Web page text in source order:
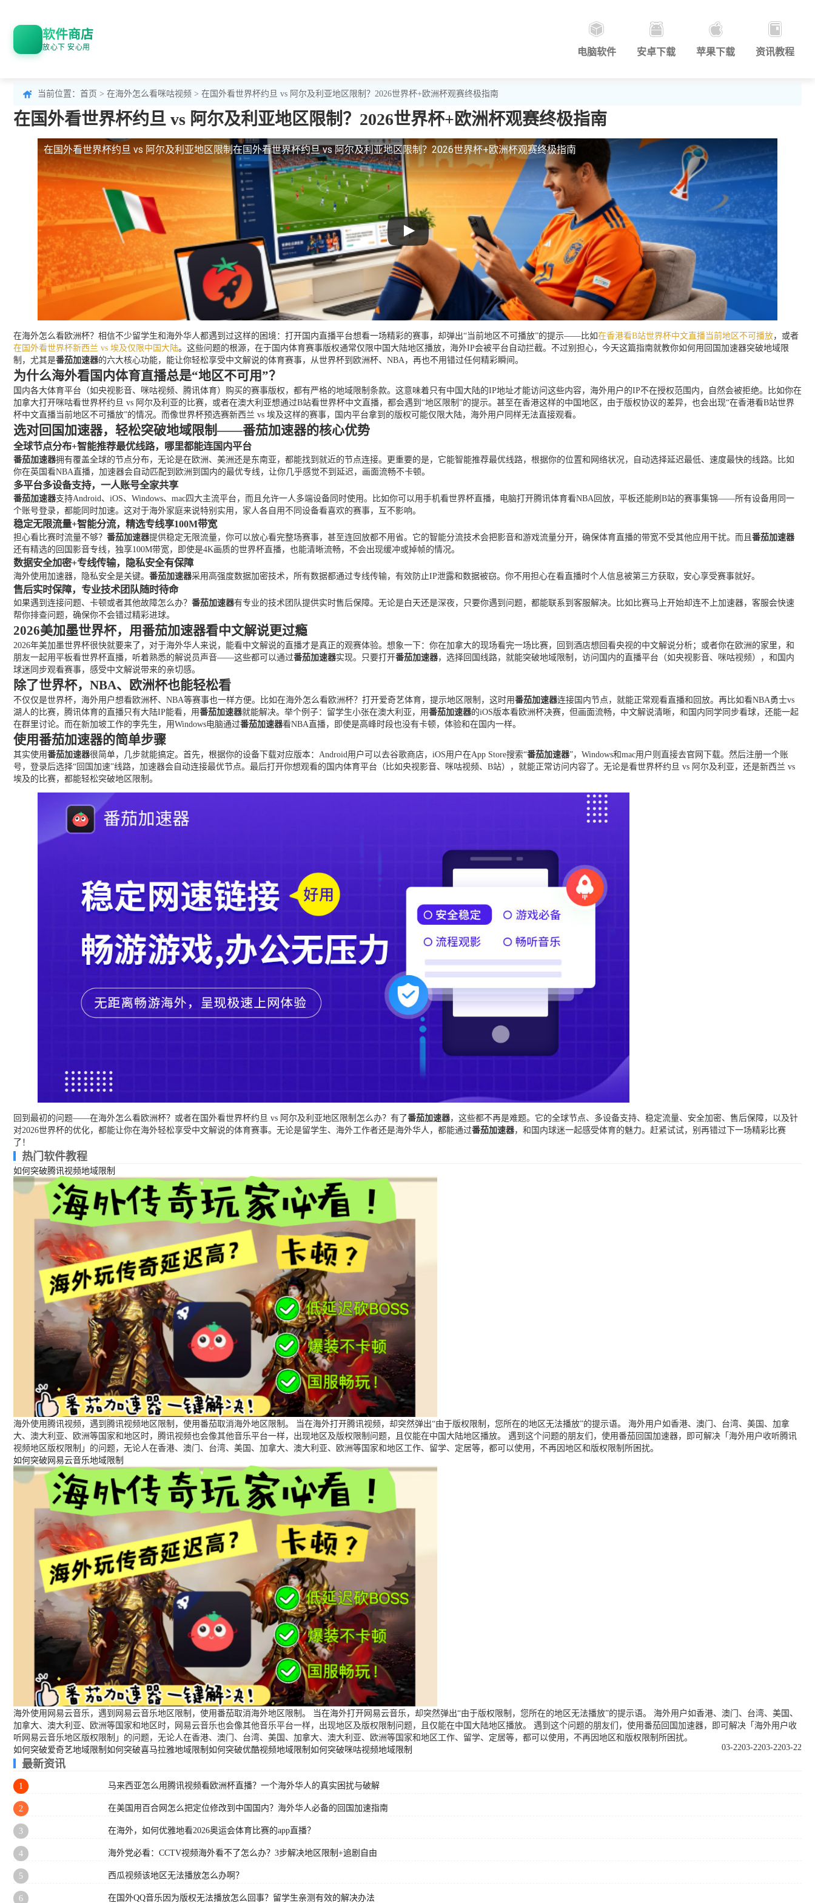
软件商店
放心下 安心用 电脑软件 安卓下载 苹果下载 资讯教程
当前位置： 首页 > 在海外怎么看咪咕视频 > 在国外看世界杯约旦 vs 阿尔及利亚地区限制？2026世界杯+欧洲杯观赛终极指南
在国外看世界杯约旦 vs 阿尔及利亚地区限制？2026世界杯+欧洲杯观赛终极指南
在国外看世界杯约旦 vs 阿尔及利亚地区限制在国外看世界杯约旦 vs 阿尔及利亚地区限制？2026世界杯+欧洲杯观赛终极指南
在海外怎么看欧洲杯？相信不少留学生和海外华人都遇到过这样的困境：打开国内直播平台想看一场精彩的赛事，却弹出“当前地区不可播放”的提示——比如在香港看B站世界杯中文直播当前地区不可播放，或者
在国外看世界杯新西兰 vs 埃及仅限中国大陆。这些问题的根源，在于国内体育赛事版权通常仅限中国大陆地区播放，海外IP会被平台自动拦截。不过别担心，今天这篇指南就教你如何用回国加速器突破地域限
制，尤其是番茄加速器的六大核心功能，能让你轻松享受中文解说的体育赛事，从世界杯到欧洲杯、NBA，再也不用错过任何精彩瞬间。
为什么海外看国内体育直播总是“地区不可用”？
国内各大体育平台（如央视影音、咪咕视频、腾讯体育）购买的赛事版权，都有严格的地域限制条款。这意味着只有中国大陆的IP地址才能访问这些内容，海外用户的IP不在授权范围内，自然会被拒绝。比如你在
加拿大打开咪咕看世界杯约旦 vs 阿尔及利亚的比赛，或者在澳大利亚想通过B站看世界杯中文直播，都会遇到“地区限制”的提示。甚至在香港这样的中国地区，由于版权协议的差异，也会出现“在香港看B站世界
杯中文直播当前地区不可播放”的情况。而像世界杯预选赛新西兰 vs 埃及这样的赛事，国内平台拿到的版权可能仅限大陆，海外用户同样无法直接观看。
选对回国加速器，轻松突破地域限制——番茄加速器的核心优势
全球节点分布+智能推荐最优线路，哪里都能连国内平台
番茄加速器拥有覆盖全球的节点分布，无论是在欧洲、美洲还是东南亚，都能找到就近的节点连接。更重要的是，它能智能推荐最优线路，根据你的位置和网络状况，自动选择延迟最低、速度最快的线路。比如
你在英国看NBA直播，加速器会自动匹配到欧洲到国内的最优专线，让你几乎感觉不到延迟，画面流畅不卡顿。
多平台多设备支持，一人账号全家共享
番茄加速器支持Android、iOS、Windows、mac四大主流平台，而且允许一人多端设备同时使用。比如你可以用手机看世界杯直播，电脑打开腾讯体育看NBA回放，平板还能刷B站的赛事集锦——所有设备用同一
个账号登录，都能同时加速。这对于海外家庭来说特别实用，家人各自用不同设备看喜欢的赛事，互不影响。
稳定无限流量+智能分流，精选专线享100M带宽
担心看比赛时流量不够？ 番茄加速器提供稳定无限流量，你可以放心看完整场赛事，甚至连回放都不用省。它的智能分流技术会把影音和游戏流量分开，确保体育直播的带宽不受其他应用干扰。而且 番茄加速器
还有精选的回国影音专线，独享100M带宽，即使是4K画质的世界杯直播，也能清晰流畅，不会出现缓冲或掉帧的情况。
数据安全加密+专线传输，隐私安全有保障
海外使用加速器，隐私安全是关键。 番茄加速器采用高强度数据加密技术，所有数据都通过专线传输，有效防止IP泄露和数据被窃。你不用担心在看直播时个人信息被第三方获取，安心享受赛事就好。
售后实时保障，专业技术团队随时待命
如果遇到连接问题、卡顿或者其他故障怎么办？ 番茄加速器有专业的技术团队提供实时售后保障。无论是白天还是深夜，只要你遇到问题，都能联系到客服解决。比如比赛马上开始却连不上加速器，客服会快速
帮你排查问题，确保你不会错过精彩进球。
2026美加墨世界杯，用番茄加速器看中文解说更过瘾
2026年美加墨世界杯很快就要来了，对于海外华人来说，能看中文解说的直播才是真正的观赛体验。想象一下：你在加拿大的现场看完一场比赛，回到酒店想回看央视的中文解说分析；或者你在欧洲的家里，和
朋友一起用平板看世界杯直播，听着熟悉的解说员声音——这些都可以通过番茄加速器实现。只要打开番茄加速器，选择回国线路，就能突破地域限制，访问国内的直播平台（如央视影音、咪咕视频），和国内
球迷同步观看赛事，感受中文解说带来的亲切感。
除了世界杯，NBA、欧洲杯也能轻松看
不仅仅是世界杯，海外用户想看欧洲杯、NBA等赛事也一样方便。比如在海外怎么看欧洲杯？打开爱奇艺体育，提示地区限制，这时用番茄加速器连接国内节点，就能正常观看直播和回放。再比如看NBA勇士vs
湖人的比赛，腾讯体育的直播只有大陆IP能看，用番茄加速器就能解决。举个例子：留学生小张在澳大利亚，用番茄加速器的iOS版本看欧洲杯决赛，但画面流畅，中文解说清晰，和国内同学同步看球，还能一起
在群里讨论。而在新加坡工作的李先生，用Windows电脑通过番茄加速器看NBA直播，即使是高峰时段也没有卡顿，体验和在国内一样。
使用番茄加速器的简单步骤
其实使用番茄加速器很简单，几步就能搞定。首先，根据你的设备下载对应版本：Android用户可以去谷歌商店，iOS用户在App Store搜索“番茄加速器”，Windows和mac用户则直接去官网下载。然后注册一个账
号，登录后选择“回国加速”线路，加速器会自动连接最优节点。最后打开你想观看的国内体育平台（比如央视影音、咪咕视频、B站），就能正常访问内容了。无论是看世界杯约旦 vs 阿尔及利亚，还是新西兰 vs
埃及的比赛，都能轻松突破地区限制。
回到最初的问题——在海外怎么看欧洲杯？或者在国外看世界杯约旦 vs 阿尔及利亚地区限制怎么办？有了番茄加速器，这些都不再是难题。它的全球节点、多设备支持、稳定流量、安全加密、售后保障，以及针
对2026世界杯的优化，都能让你在海外轻松享受中文解说的体育赛事。无论是留学生、海外工作者还是海外华人，都能通过番茄加速器，和国内球迷一起感受体育的魅力。赶紧试试，别再错过下一场精彩比赛
了！
热门软件教程
如何突破腾讯视频地域限制
海外使用腾讯视频，遇到腾讯视频地区限制，使用番茄取消海外地区限制。 当在海外打开腾讯视频，却突然弹出“由于版权限制，您所在的地区无法播放”的提示语。 海外用户如香港、澳门、台湾、美国、加拿
大、澳大利亚、欧洲等国家和地区时，腾讯视频也会像其他音乐平台一样，出现地区及版权限制问题，且仅能在中国大陆地区播放。 遇到这个问题的朋友们，使用番茄回国加速器，即可解决「海外用户收听腾讯
视频地区版权限制」的问题，无论人在香港、澳门、台湾、美国、加拿大、澳大利亚、欧洲等国家和地区工作、留学、定居等，都可以使用，不再因地区和版权限制所困扰。
如何突破网易云音乐地域限制
海外使用网易云音乐，遇到网易云音乐地区限制，使用番茄取消海外地区限制。 当在海外打开网易云音乐，却突然弹出“由于版权限制，您所在的地区无法播放”的提示语。 海外用户如香港、澳门、台湾、美国、
加拿大、澳大利亚、欧洲等国家和地区时，网易云音乐也会像其他音乐平台一样，出现地区及版权限制问题，且仅能在中国大陆地区播放。 遇到这个问题的朋友们，使用番茄回国加速器，即可解决「海外用户收
听网易云音乐地区版权限制」的问题，无论人在香港、澳门、台湾、美国、加拿大、澳大利亚、欧洲等国家和地区工作、留学、定居等，都可以使用，不再因地区和版权限制所困扰。
如何突破爱奇艺地域限制
03-22
如何突破喜马拉雅地域限制 03-22
如何突破优酷视频地域限制 03-22
如何突破咪咕视频地域限制 03-22
最新资讯
1 马来西亚怎么用腾讯视频看欧洲杯直播？一个海外华人的真实困扰与破解
2 在美国用百合网怎么把定位修改到中国国内？海外华人必备的回国加速指南
3 在海外，如何优雅地看2026奥运会体育比赛的app直播？
4 海外党必看：CCTV视频海外看不了怎么办？3步解决地区限制+追剧自由
5 西瓜视频该地区无法播放怎么办啊？
6 在国外QQ音乐因为版权无法播放怎么回事？留学生亲测有效的解决办法